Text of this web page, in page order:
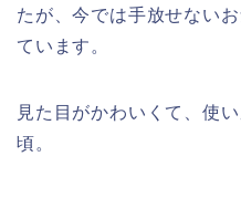
たが、今では手放せない
ています。
見た目がかわいくて、使
頃。